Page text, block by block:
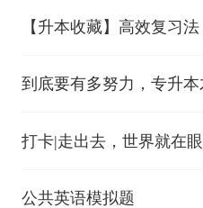
【升本收藏】高效复习
到底要有多努力，专升本
打卡|走出去，世界就在
公共英语模拟题